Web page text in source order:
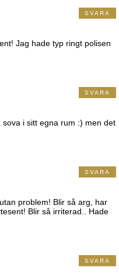
Jag hade typ ringt polisen
SVARA
i sitt egna rum :) men det
SVARA
problem! Blir så arg, har
Blir så irriterad.. Hade
SVARA
SVARA